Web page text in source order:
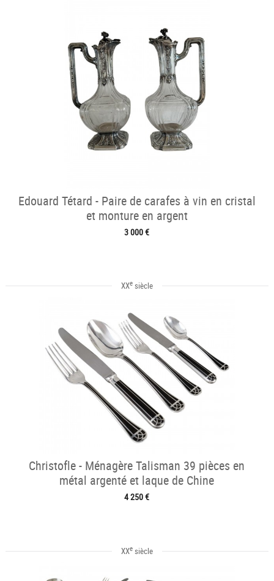
Edouard Tétard - Paire de carafes à vin en cristal
et monture en argent
3 000 €
XXesiècle
Christofle - Ménagère Talisman 39 pièces en
métal argenté et laque de Chine
4 250 €
XXesiècle